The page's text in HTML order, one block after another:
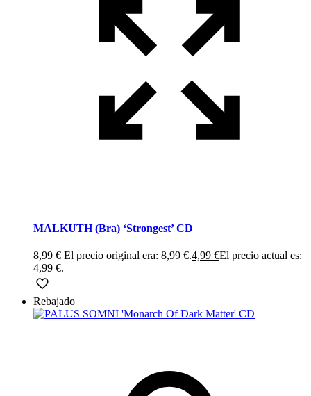
MALKUTH (Bra) ‘Strongest’ CD
8,99€ El precio original era: 8,99 €.4,99 €El precio actual es:
4,99 €.
Rebajado